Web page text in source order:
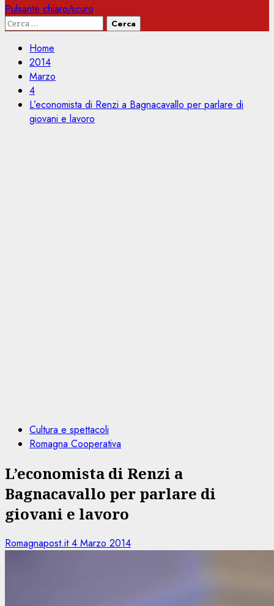
Pulsante chiaro/scuro
Ricerca
Home
2014
Marzo
4
L’economista di Renzi a Bagnacavallo per parlare di
giovani e lavoro
Cultura e spettacoli
Romagna Cooperativa
L’economista di Renzi a
Bagnacavallo per parlare di
giovani e lavoro
Romagnapost.it4 Marzo 2014